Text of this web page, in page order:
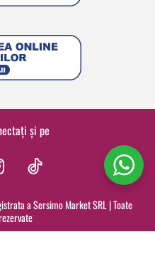
și pe
a Sersimo Market SRL | Toate